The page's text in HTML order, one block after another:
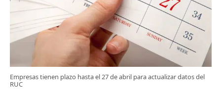
Empresas tienen plazo hasta el 27 de abril para actualizar datos del
RUC